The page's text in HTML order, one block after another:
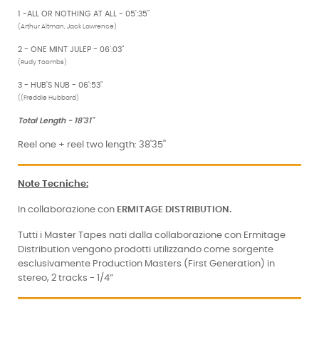
1 -ALL OR NOTHING AT ALL - 05':35"
(Arthur Altman, Jack Lawrence)
2 - ONE MINT JULEP - 06':03"
(Rudy Toombs)
3 - HUB'S NUB - 06':53"
((Freddie Hubbard)
Total Length - 18'31"
Reel one + reel two length: 38'35''
Note Tecniche:
In collaborazione con ERMITAGE DISTRIBUTION.
Tutti i Master Tapes nati dalla collaborazione con Ermitage
Distribution vengono prodotti utilizzando come sorgente
esclusivamente Production Masters (First Generation) in
stereo, 2 tracks - 1/4”